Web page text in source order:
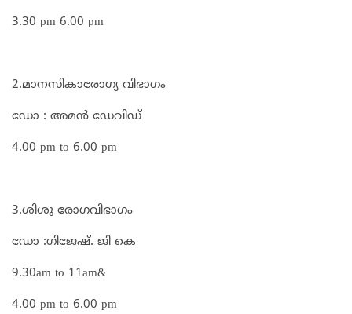
3.30 pm 6.00 pm
2.മാനസികാരോഗ്യ വിഭാഗം
ഡോ : അമൻ ഡേവിഡ്
4.00 pm to 6.00 pm
3.ശിശു രോഗവിഭാഗം
ഡോ :ഗിജേഷ്. ജി കെ
9.30am to 11am&
4.00 pm to 6.00 pm